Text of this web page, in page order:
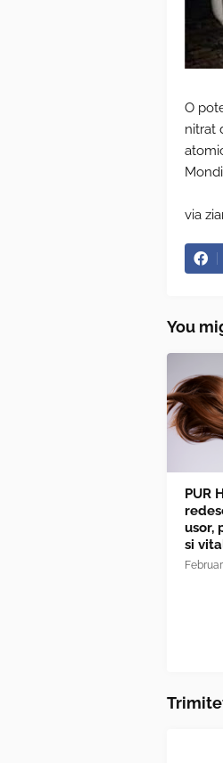
O
nitrat
via
You
PUR
usor,
si